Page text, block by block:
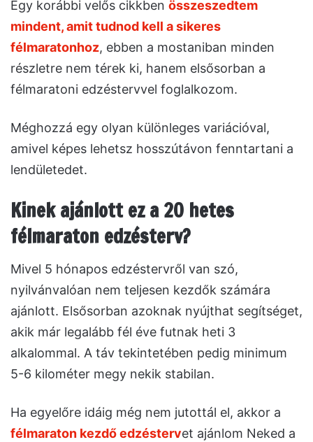
Egy korábbi velős cikkben összeszedtem
mindent, amit tudnod kell a sikeres
félmaratonhoz, ebben a mostaniban minden
részletre nem térek ki, hanem elsősorban a
félmaratoni edzéstervvel foglalkozom.
Méghozzá egy olyan különleges variációval,
amivel képes lehetsz hosszútávon fenntartani a
lendületedet.
Kinek ajánlott ez a 20 hetes
félmaraton edzésterv?
Mivel 5 hónapos edzéstervről van szó,
nyilvánvalóan nem teljesen kezdők számára
ajánlott. Elsősorban azoknak nyújthat segítséget,
akik már legalább fél éve futnak heti 3
alkalommal. A táv tekintetében pedig minimum
5-6 kilométer megy nekik stabilan.
Ha egyelőre idáig még nem jutottál el, akkor a
félmaraton kezdő edzéstervet ajánlom Neked a